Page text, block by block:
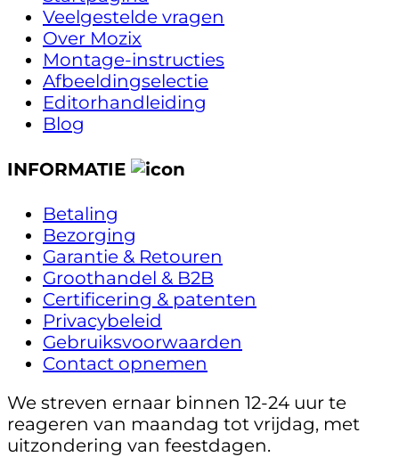
Veelgestelde vragen
Over Mozix
Montage-instructies
Afbeeldingselectie
Editorhandleiding
Blog
INFORMATIE
Betaling
Bezorging
Garantie & Retouren
Groothandel & B2B
Certificering & patenten
Privacybeleid
Gebruiksvoorwaarden
Contact opnemen
We streven ernaar binnen 12-24 uur te
reageren van maandag tot vrijdag, met
uitzondering van feestdagen.